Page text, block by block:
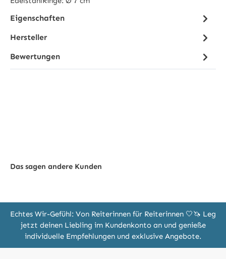
Eigenschaften
Hersteller
Bewertungen
Das sagen andere Kunden
Echtes Wir-Gefühl: Von Reiterinnen für Reiterinnen 🤍🦄 Leg
jetzt deinen Liebling im Kundenkonto an und genieße
individuelle Empfehlungen und exklusive Angebote.